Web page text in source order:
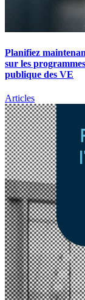
Planifiez
sur les
publique des VE
Articles